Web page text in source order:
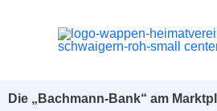
Die „Bachmann-Bank“ am